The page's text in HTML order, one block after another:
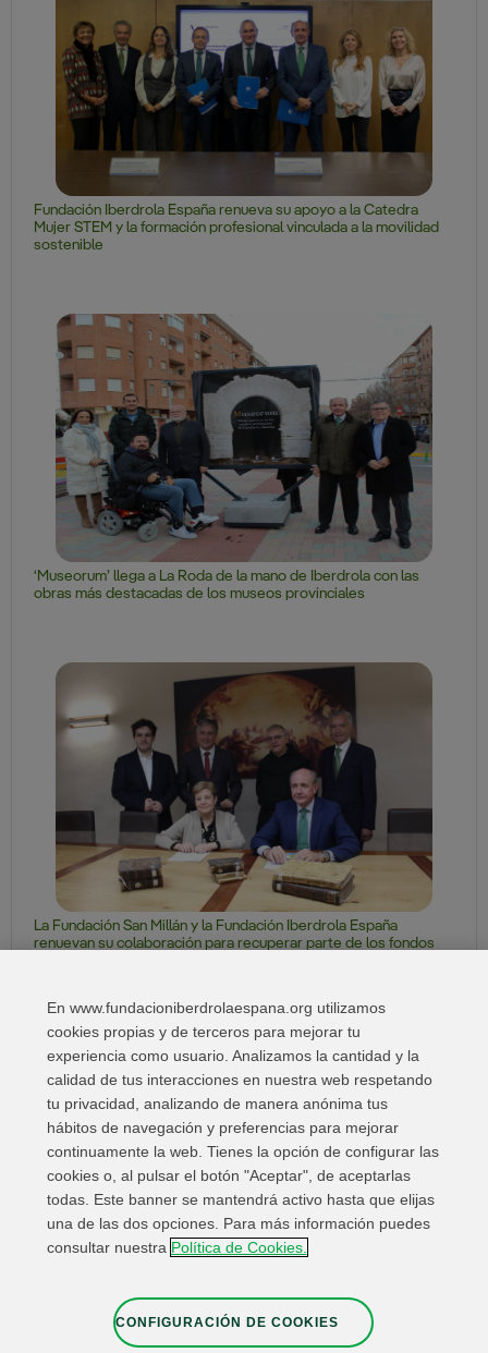
Fundación Iberdrola España renueva su apoyo a la Catedra
Mujer STEM y la formación profesional vinculada a la movilidad
sostenible
‘Museorum’ llega a La Roda de la mano de Iberdrola con las
obras más destacadas de los museos provinciales
La Fundación San Millán y la Fundación Iberdrola España
renuevan su colaboración para recuperar parte de los fondos
Next »
Enlaces de interés Contacta
Mapa Web
Información Legal
Política de privacidad
En www.fundacioniberdrolaespana.org utilizamos
cookies propias y de terceros para mejorar tu
experiencia como usuario. Analizamos la cantidad y la
calidad de tus interacciones en nuestra web respetando
tu privacidad, analizando de manera anónima tus
hábitos de navegación y preferencias para mejorar
continuamente la web. Tienes la opción de configurar las
cookies o, al pulsar el botón "Aceptar", de aceptarlas
todas. Este banner se mantendrá activo hasta que elijas
una de las dos opciones. Para más información puedes
consultar nuestra Política de Cookies.
CONFIGURACIÓN DE COOKIES